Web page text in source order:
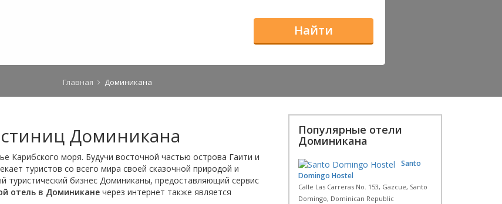
Найти
Главная Доминикана
Доминикана
Карибского моря. Будучи восточной частью острова Гаити и
туристов со всего мира своей сказочной природой и
туристический бизнес Доминиканы, предоставляющий сервис
отель в Доминикане через интернет также является
Популярные отели
Доминикана
Santo
Domingo Hostel
Calle Las Carreras No. 153, Gazcue, Santo
Domingo, Dominican Republic